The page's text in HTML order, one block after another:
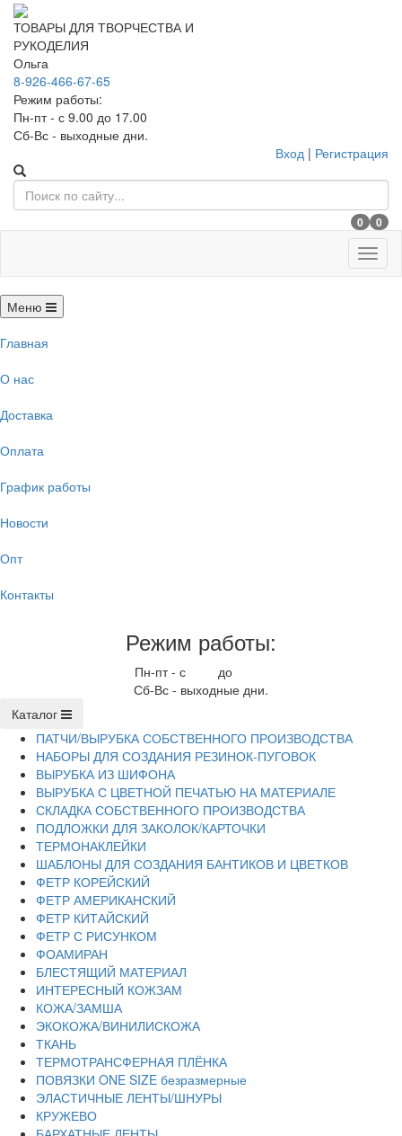
ТОВАРЫ ДЛЯ ТВОРЧЕСТВА И
РУКОДЕЛИЯ
Ольга
8-926-466-67-65
Режим работы:
Пн-пт - с 9.00 до 17.00
Сб-Вс - выходные дни.
Вход | Регистрация
0
0
Меню
Меню
Главная
О нас
Доставка
Оплата
График работы
Новости
Опт
Контакты
Режим работы:
Пн-пт - с до
Сб-Вс - выходные дни.
Каталог
ПАТЧИ/ВЫРУБКА СОБСТВЕННОГО ПРОИЗВОДСТВА
НАБОРЫ ДЛЯ СОЗДАНИЯ РЕЗИНОК-ПУГОВОК
ВЫРУБКА ИЗ ШИФОНА
ВЫРУБКА С ЦВЕТНОЙ ПЕЧАТЬЮ НА МАТЕРИАЛЕ
СКЛАДКА СОБСТВЕННОГО ПРОИЗВОДСТВА
ПОДЛОЖКИ ДЛЯ ЗАКОЛОК/КАРТОЧКИ
ТЕРМОНАКЛЕЙКИ
ШАБЛОНЫ ДЛЯ СОЗДАНИЯ БАНТИКОВ И ЦВЕТКОВ
ФЕТР КОРЕЙСКИЙ
ФЕТР АМЕРИКАНСКИЙ
ФЕТР КИТАЙСКИЙ
ФЕТР С РИСУНКОМ
ФОАМИРАН
БЛЕСТЯЩИЙ МАТЕРИАЛ
ИНТЕРЕСНЫЙ КОЖЗАМ
КОЖА/ЗАМША
ЭКОКОЖА/ВИНИЛИСКОЖА
ТКАНЬ
ТЕРМОТРАНСФЕРНАЯ ПЛЁНКА
ПОВЯЗКИ ONE SIZE безразмерные
ЭЛАСТИЧНЫЕ ЛЕНТЫ/ШНУРЫ
КРУЖЕВО